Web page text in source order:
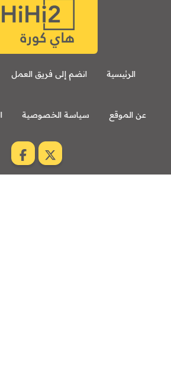
الرئيسية انضم إلى فريق العمل
عن الموقع سياسة الخصوصية